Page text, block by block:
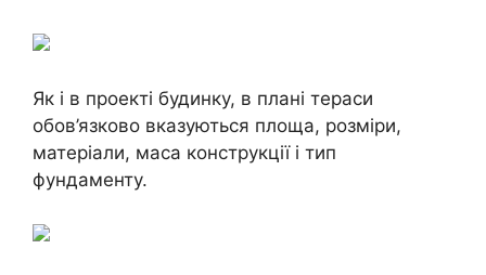
Як і в проекті будинку, в плані тераси
обов’язково вказуються площа, розміри,
матеріали, маса конструкції і тип
фундаменту.